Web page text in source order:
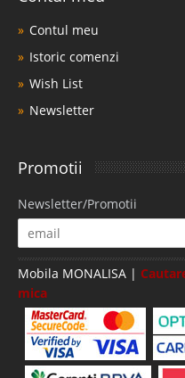
Contul meu
Istoric comenzi
Wish List
Newsletter
Promotii
Newsletter/Promotii
Mobila MONALISA |
mica